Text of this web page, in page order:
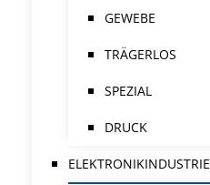
GEWEBE
TRÄGERLOS
SPEZIAL
DRUCK
ELEKTRONIKINDUSTRIE